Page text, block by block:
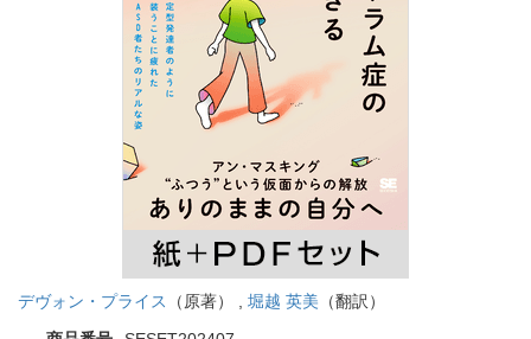
デヴォン・プライス （原著） , 堀越 英美 （翻訳）